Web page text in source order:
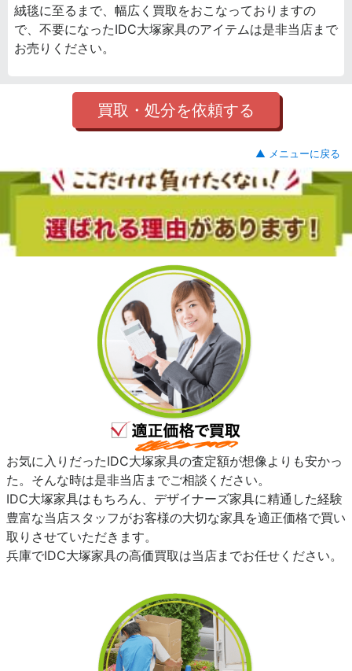
絨毯に至るまで、幅広く買取をおこなっておりますの
で、不要になったIDC大塚家具のアイテムは是非当店まで
お売りください。
買取・処分を依頼する
▲ メニューに戻る
お気に入りだったIDC大塚家具の査定額が想像よりも安かっ
た。そんな時は是非当店までご相談ください。
IDC大塚家具はもちろん、デザイナーズ家具に精通した経験
豊富な当店スタッフがお客様の大切な家具を適正価格で買い
取りさせていただきます。
兵庫でIDC大塚家具の高価買取は当店までお任せください。